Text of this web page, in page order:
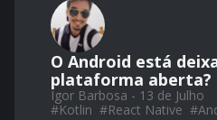
O Android está
plataforma aberta?
Igor Barbosa - 13 de Julho
#Kotlin #React Native #